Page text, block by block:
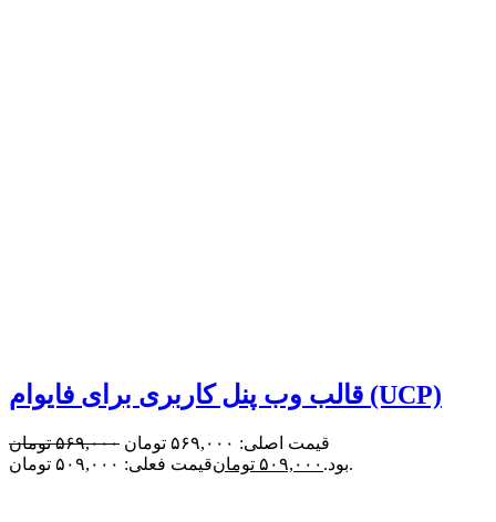
قالب وب پنل کاربری برای فایوام (UCP)
۵۶۹,۰۰۰ تومان
قیمت اصلی: ۵۶۹,۰۰۰ تومان
بود. ۵۰۹,۰۰۰ تومان قیمت فعلی: ۵۰۹,۰۰۰ تومان.